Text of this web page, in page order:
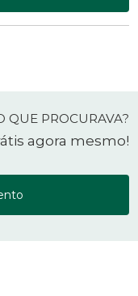
QUE PROCURAVA?
agora mesmo!